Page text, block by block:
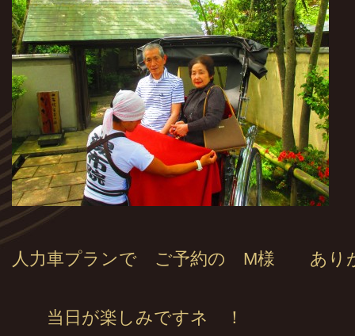
人力車プランで ご予約の M様 あり
当日が楽しみですネ ！